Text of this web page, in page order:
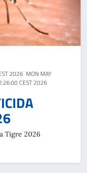
2026 MON MAY
CEST 2026
Tigre 2026